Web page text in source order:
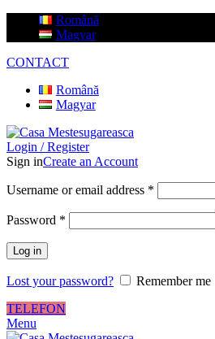
Română
Magyar
CONTACT
Română
Magyar
Login / Register
Sign inCreate an Account
Username or email address *
Password *
Log in
Lost your password?
Remember me
TELEFON
Menu